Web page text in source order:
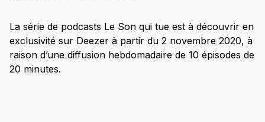
La série de podcasts Le Son qui tue est à découvrir en
exclusivité sur Deezer à partir du 2 novembre 2020, à
raison d’une diffusion hebdomadaire de 10 épisodes de
20 minutes.